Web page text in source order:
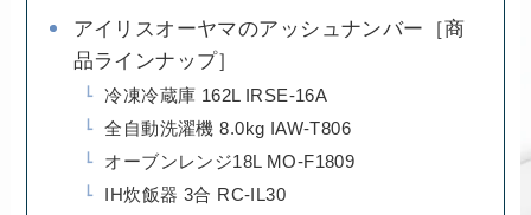
アイリスオーヤマのアッシュナンバー［商
品ラインナップ］
冷凍冷蔵庫 162L IRSE-16A
全自動洗濯機 8.0kg IAW-T806
オーブンレンジ18L MO-F1809
IH炊飯器 3合 RC-IL30